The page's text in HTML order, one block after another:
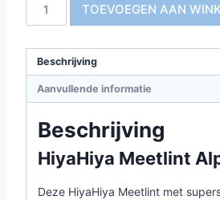
aantal
TOEVOEGEN AAN
Beschrijving
Aanvullende informatie
Beschrijving
HiyaHiya Meetlint
Deze HiyaHiya Meetlint met